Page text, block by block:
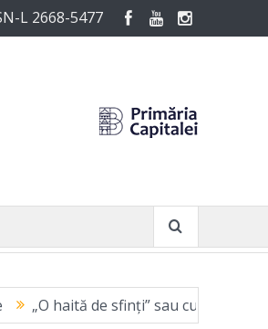
L 2668-5477
de sfinți” sau curajul de a fi vinovat